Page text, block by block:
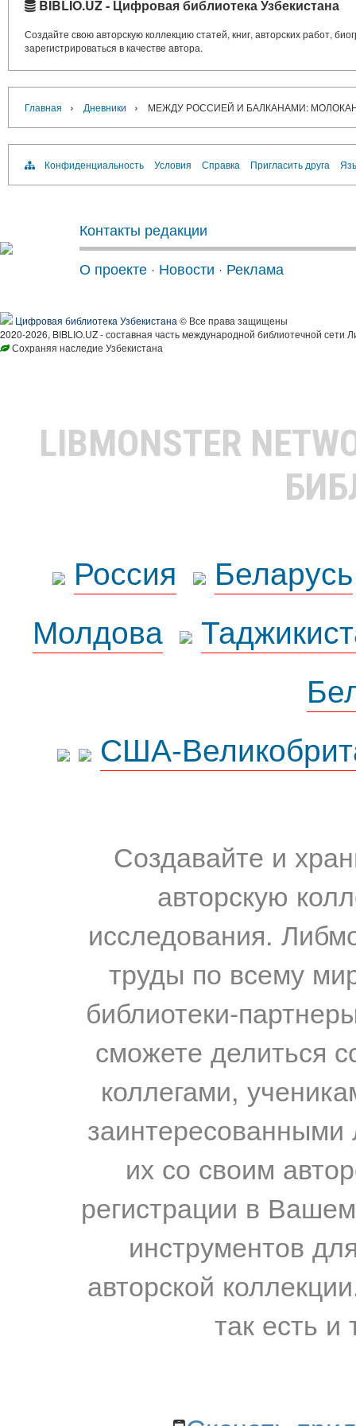
BIBLIO.UZ - Цифровая библиотека Узбекистана
Создайте свою авторскую коллекцию статей, книг, авторских работ,
зарегистрироваться в качестве автора.
Главная › Дневники › МЕЖДУ РОССИЕЙ И БАЛКАНАМИ:
Конфиденциальность Условия Справка Пригласить друга
Контакты редакции
О проекте · Новости · Реклама
Цифровая библиотека Узбекистана © Все права защищены
2020-2026, BIBLIO.UZ - составная часть международной библиотечной сети
Сохраняя наследие Узбекистана
LIBMONSTER
Россия
Беларусь
Молдова
США-
Создавайте и
авторскую
исследования.
труды по всему
библиотеки-
сможете делиться
коллегами,
их со своим
регистрации в
инструментов
авторской
так есть и